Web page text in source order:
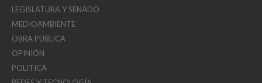
LEGISLATURA Y SENADO
MEDIOAMBIENTE
OBRA PÚBLICA
OPINIÓN
POLITICA